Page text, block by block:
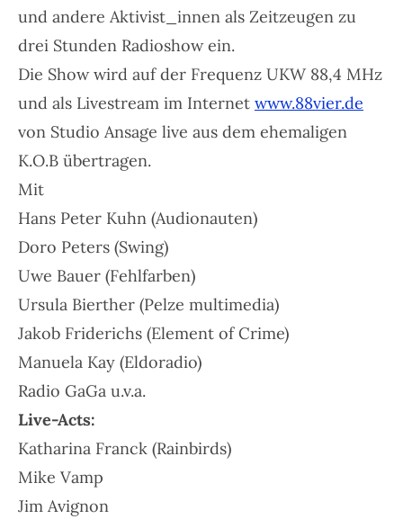
und andere Aktivist_innen als Zeitzeugen zu
drei Stunden Radioshow ein.
Die Show wird auf der Frequenz UKW 88,4 MHz
und als Livestream im Internet www.88vier.de
von Studio Ansage live aus dem ehemaligen
K.O.B übertragen.
Mit
Hans Peter Kuhn (Audionauten)
Doro Peters (Swing)
Uwe Bauer (Fehlfarben)
Ursula Bierther (Pelze multimedia)
Jakob Friderichs (Element of Crime)
Manuela Kay (Eldoradio)
Radio GaGa u.v.a.
Live-Acts:
Katharina Franck (Rainbirds)
Mike Vamp
Jim Avignon